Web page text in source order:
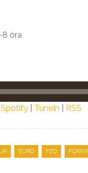
8 óra
Spotify TuneIn RSS
, EURÓ , FED ,